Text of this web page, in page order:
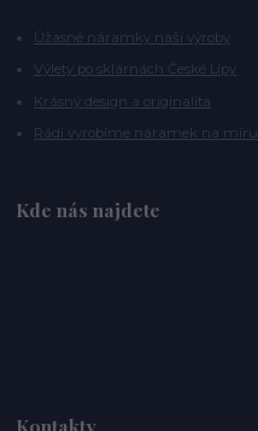
Úžasné náramky naší výroby
Výlety po sklárnách České Lípy
Krásný design a originalita
Rádi vyrobíme náramek na míru
Kde nás najdete
Kontakty